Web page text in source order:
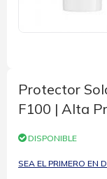
comienzo
de
la
de
imágenes
Protector
F100 | Alta
DISPONIBLE
SEA EL PRIMERO EN